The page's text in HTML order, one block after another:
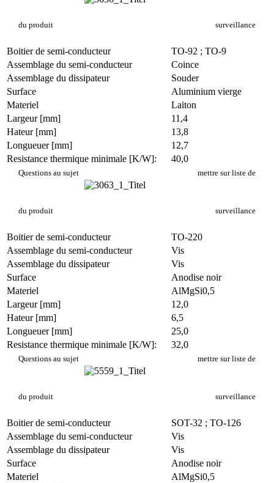
du produit surveillance
Boitier de semi-conducteur
TO-92 ; TO-9
Assemblage du semi-conducteur
Coince
Assemblage du dissipateur
Souder
Surface
Aluminium vierge
Materiel
Laiton
Largeur [mm]
11,4
Hateur [mm]
13,8
Longueuer [mm]
12,7
Resistance thermique minimale [K/W]:
40,0
Questions au sujet
du produit
mettre sur liste de
surveillance
Boitier de semi-conducteur
TO-220
Assemblage du semi-conducteur
Vis
Assemblage du dissipateur
Vis
Surface
Anodise noir
Materiel
AlMgSi0,5
Largeur [mm]
12,0
Hateur [mm]
6,5
Longueuer [mm]
25,0
Resistance thermique minimale [K/W]:
32,0
Questions au sujet
du produit
mettre sur liste de
surveillance
Boitier de semi-conducteur
SOT-32 ; TO-126
Assemblage du semi-conducteur
Vis
Assemblage du dissipateur
Vis
Surface
Anodise noir
Materiel
AlMgSi0,5